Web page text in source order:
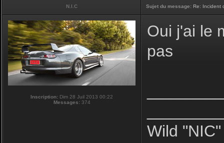
N.I.C Sujet du message: Re: Incident
Inscription: Dim 28 Juil 2013 00:22
Messages:374
Oui j'ai le
pas
Wild